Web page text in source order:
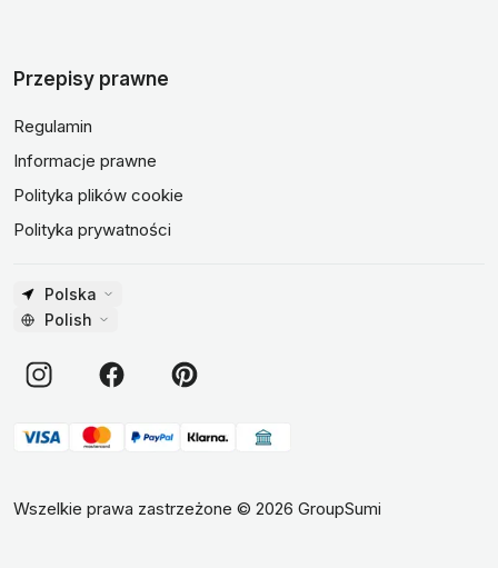
Przepisy prawne
Regulamin
Informacje prawne
Polityka plików cookie
Polityka prywatności
Polska
Polish
Wszelkie prawa zastrzeżone © 2026 GroupSumi